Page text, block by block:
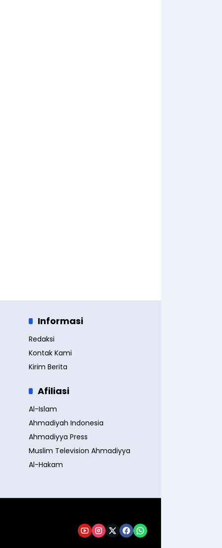
Informasi
Redaksi
Kontak Kami
Kirim Berita
Afiliasi
Al-Islam
Ahmadiyah Indonesia
Ahmadiyya Press
Muslim Television Ahmadiyya
Al-Hakam